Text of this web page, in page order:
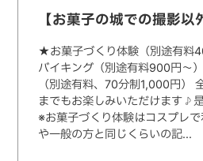
【お菓子の城での撮影以
★お菓子づくり体験（別途有料
バイキング（別途有料900円〜
（別途有料、70分制1,000円）
までもお楽しみいただけます♪
※お菓子づくり体験はコスプレ
や一般の方と同じくらいの記...